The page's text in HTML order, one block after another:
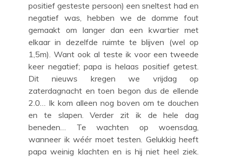
positief gesteste persoon) een sneltest had en
negatief was, hebben we de domme fout
gemaakt om langer dan een kwartier met
elkaar in dezelfde ruimte te blijven (wel op
1,5m). Want ook al teste ik voor een tweede
keer negatief; papa is helaas positief getest.
Dit nieuws kregen we vrijdag op
zaterdagnacht en toen begon dus de ellende
2.0… Ik kom alleen nog boven om te douchen
en te slapen. Verder zit ik de hele dag
beneden… Te wachten op woensdag,
wanneer ik wéér moet testen. Gelukkig heeft
papa weinig klachten en is hij niet heel ziek.